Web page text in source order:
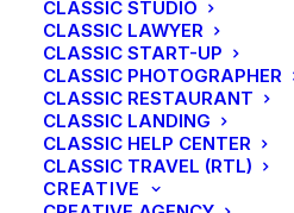
CLASSIC STUDIO
CLASSIC LAWYER
CLASSIC START-UP
CLASSIC PHOTOGRAPHER
CLASSIC RESTAURANT
CLASSIC LANDING
CLASSIC HELP CENTER
CLASSIC TRAVEL (RTL)
CREATIVE
1475